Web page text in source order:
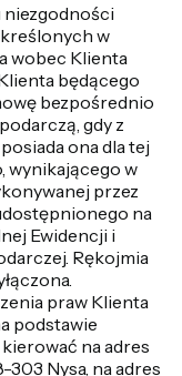
niezgodności
w
wobec Klienta
będącego
bezpośrednio
gdy z
ona dla tej
wynikającego w
przez
na
Ewidencji i
Rękojmia
praw Klienta
podstawie
na adres
303 Nysa, na adres